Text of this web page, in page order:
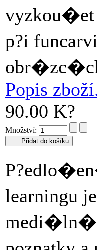
vyzkou�et
p?i
Popis
90.00 K?
Množství:
learningu
medi�ln�